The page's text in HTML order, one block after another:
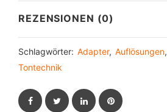
REZENSIONEN (0)
Schlagwörter: Adapter, Auflösungen,
Tontechnik
FacebookTwitterLinkedInPinterest